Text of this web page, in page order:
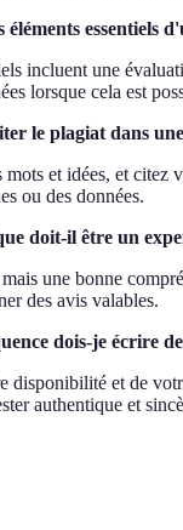
éléments essentiels
incluent une
lorsque cela est
le plagiat dans
et idées, et citez
ou des données.
doit-il être un
une bonne
des avis valables.
dois-je écrire
disponibilité et de
authentique et